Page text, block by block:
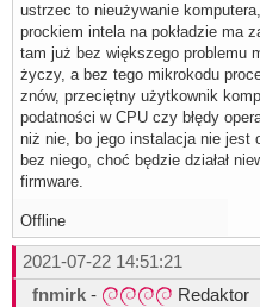
ustrzec to nieużywanie
prockiem intela na pokładzie ma
tam już bez większego problemu
życzy, a bez tego mikrokodu
znów, przeciętny użytkownik
podatności w CPU czy błędy
niż nie, bo jego instalacja nie jest
bez niego, choć będzie działał
firmware.
Offline
2021-07-22 14:51:21
fnmirk - Redaktor